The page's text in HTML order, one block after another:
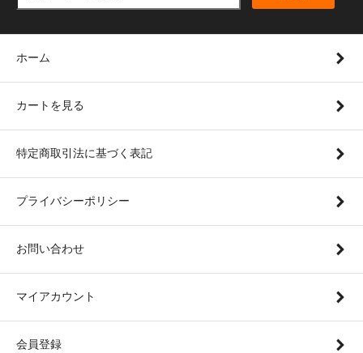
ホーム
カートを見る
特定商取引法に基づく表記
プライバシーポリシー
お問い合わせ
マイアカウント
会員登録